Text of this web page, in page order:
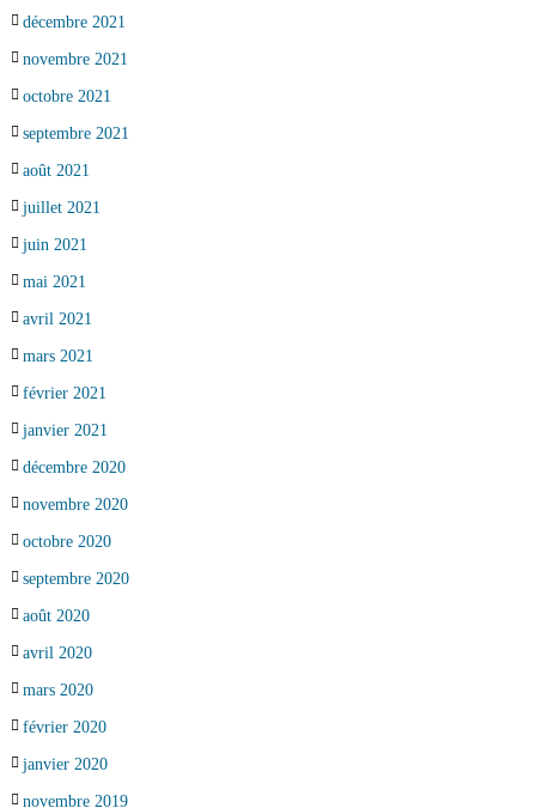
décembre 2021
novembre 2021
octobre 2021
septembre 2021
août 2021
juillet 2021
juin 2021
mai 2021
avril 2021
mars 2021
février 2021
janvier 2021
décembre 2020
novembre 2020
octobre 2020
septembre 2020
août 2020
avril 2020
mars 2020
février 2020
janvier 2020
novembre 2019